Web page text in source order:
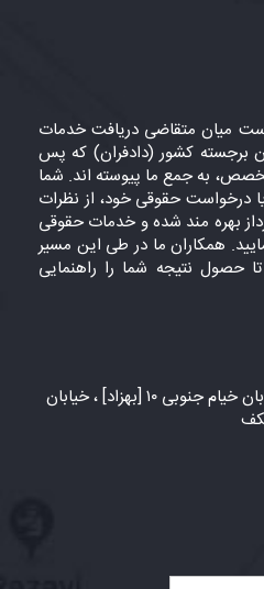
میان متقاضی دریافت خدمات
برجسته کشور (دادفران) که پس
به جمع ما پیوسته اند. شما
درخواست حقوقی خود، از نظرات
بهره مند شده و خدمات حقوقی
همکاران ما در طی این مسیر
حصول نتیجه شما را راهنمایی
شهر مشهد، بلوار سجاد ، خیابان خیام جنوبی ۱۰ [بهزاد] ، خیابان